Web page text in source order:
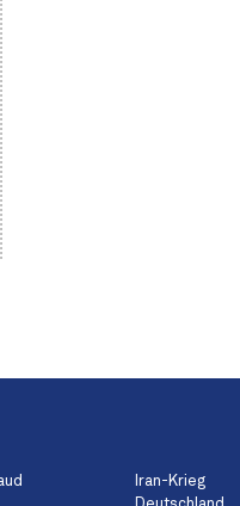
Iran-Krieg